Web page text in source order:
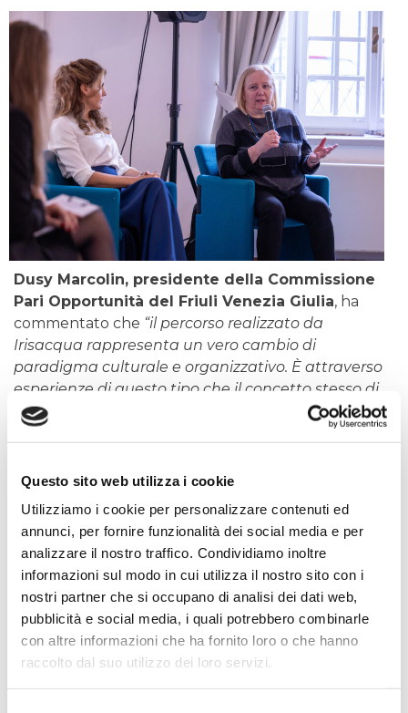
Questo sito web utilizza i cookie
Utilizziamo i cookie per personalizzare contenuti ed
annunci, per fornire funzionalità dei social media e per
analizzare il nostro traffico. Condividiamo inoltre
informazioni sul modo in cui utilizza il nostro sito con i
nostri partner che si occupano di analisi dei dati web,
pubblicità e social media, i quali potrebbero combinarle
con altre informazioni che ha fornito loro o che hanno
raccolto dal suo utilizzo dei loro servizi.
Dusy Marcolin, presidente della Commissione
Pari Opportunità del Friuli Venezia Giulia, ha
commentato che “il percorso realizzato da
Irisacqua rappresenta un vero cambio di
paradigma culturale e organizzativo. È attraverso
esperienze di questo tipo che il concetto stesso di
parità evolve, comprendendo nuove dimensioni
quali le fragilità, le sfide della genitorialità,
Le organizzazioni non devono solo garantire
promuovere attivamente strategie e strumenti
che supportino tutte le dimensioni della persona, in
ogni fase della vita. Bisogni e problematiche
cambiano nelle varie fasi dell’esistenza, è compito
dell’azienda essere un punto di supporto anche nei
momenti delicati della vita dei propri dipendenti,
non solo durante la maternità ma anche in
situazioni di fragilità personale o familiare”.